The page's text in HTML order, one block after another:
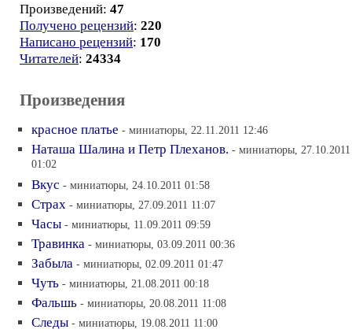
Произведений: 47
Получено рецензий: 220
Написано рецензий: 170
Читателей: 24334
Произведения
красное платье - миниатюры, 22.11.2011 12:46
Наташа Шалина и Петр Плеханов. - миниатюры, 27.10.2011
01:02
Вкус - миниатюры, 24.10.2011 01:58
Страх - миниатюры, 27.09.2011 11:07
Часы - миниатюры, 11.09.2011 09:59
Травинка - миниатюры, 03.09.2011 00:36
Забыла - миниатюры, 02.09.2011 01:47
Чуть - миниатюры, 21.08.2011 00:18
Фальшь - миниатюры, 20.08.2011 11:08
Следы - миниатюры, 19.08.2011 11:00